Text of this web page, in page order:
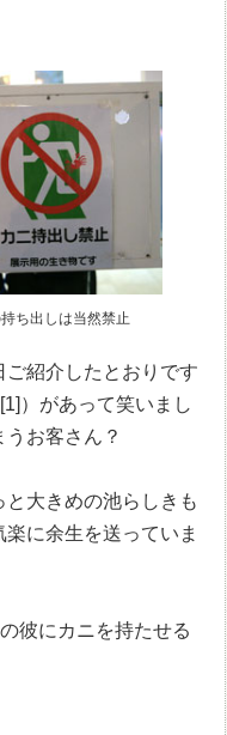
ち出しは当然禁止
ご紹介したとおりです
）があって笑いまし
お客さん？
大きめの池らしきも
に余生を送っていま
彼にカニを持たせる